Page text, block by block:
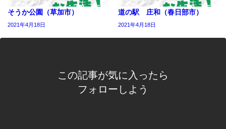
そうか公園（草加市）
2021年4月18日
道の駅 庄和（春日部市）
2021年4月18日
この記事が気に入ったら
フォローしよう